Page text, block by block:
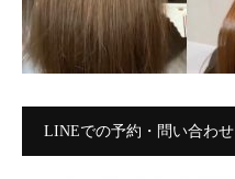
LINEでの予約・問い合わせ